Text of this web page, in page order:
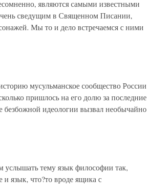
являются самыми известными
сведущим в Священном Писании,
Мы то и дело встречаемся с ними
мусульманское сообщество России
пришлось на его долю за последние
безбожной идеологии вызвал необычайно
услышать тему язык философии так,
язык, что?то вроде ящика с